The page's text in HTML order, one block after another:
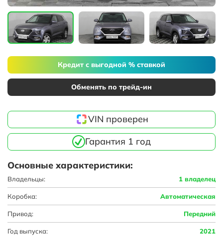
Кредит с выгодной % ставкой
Обменять по трейд-ин
VIN проверен
Гарантия 1 год
Основные характеристики:
Владельцы: 1 владелец
Коробка: Автоматическая
Привод: Передний
Год выпуска: 2021